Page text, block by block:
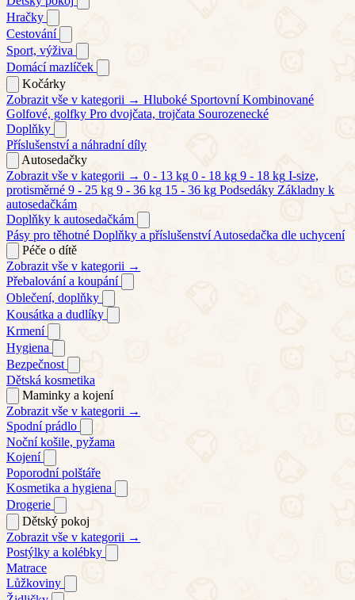
Hračky
Cestování
Sport, výživa
Domácí mazlíček
Kočárky
Zobrazit vše v kategorii → Hluboké Sportovní Kombinované
Golfové, golfky Pro dvojčata, trojčata Sourozenecké
Doplňky
Příslušenství a náhradní díly
Autosedačky
Zobrazit vše v kategorii → 0 - 13 kg 0 - 18 kg 9 - 18 kg I-size,
protisměrné 9 - 25 kg 9 - 36 kg 15 - 36 kg Podsedáky Základny k
autosedačkám
Doplňky k autosedačkám
Pásy pro těhotné Doplňky a příslušenství Autosedačka dle uchycení
Péče o dítě
Zobrazit vše v kategorii →
Přebalování a koupání
Oblečení, doplňky
Kousátka a dudlíky
Krmení
Hygiena
Bezpečnost
Dětská kosmetika
Maminky a kojení
Zobrazit vše v kategorii →
Spodní prádlo
Noční košile, pyžama
Kojení
Poporodní polštáře
Kosmetika a hygiena
Drogerie
Dětský pokoj
Zobrazit vše v kategorii →
Postýlky a kolébky
Matrace
Lůžkoviny